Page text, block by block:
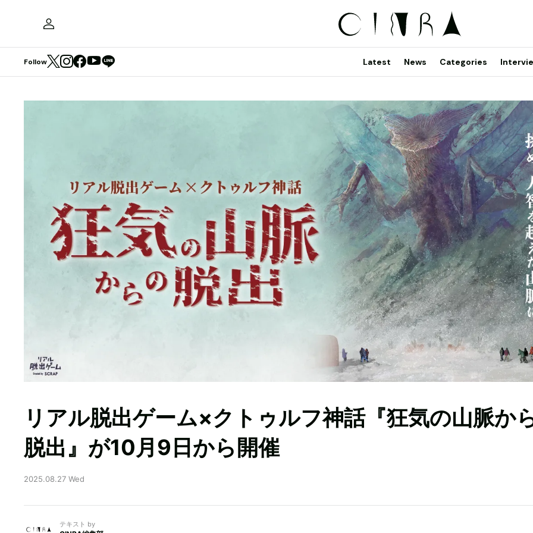
Follow Latest News Categories
リアル脱出ゲーム×クトゥルフ神話『狂気の山脈か
脱出』が10月9日から開催
2025.08.27 Wed
テキスト by